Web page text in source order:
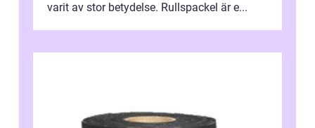
varit av stor betydelse. Rullspackel är e...